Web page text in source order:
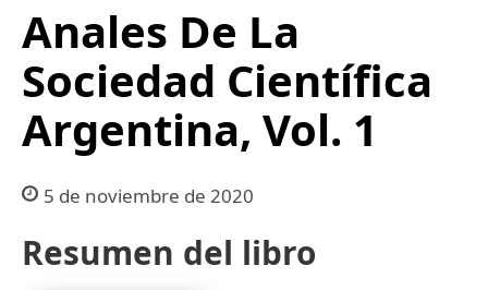
Anales De La
Sociedad Científica
Argentina, Vol. 1
5 de noviembre de 2020
Resumen del libro